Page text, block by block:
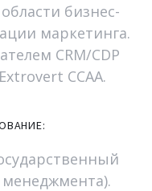
бизнес-
маркетинга.
CRM/CDP
CCAA.